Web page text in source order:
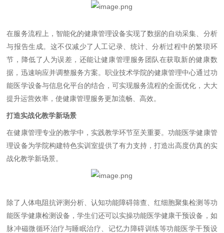
在服务流程上，智能化的健康管理设备实现了数据的自动采集、分析
与报告生成。这不仅减少了人工记录、统计、分析过程中的繁琐环
节，降低了人为误差，还能让健康管理服务团队在获取新的健康数
据，迅速响应并调整服务方案。职业技术学院的健康管理中心通过功
能医学设备与信息化平台的结合，可实现服务流程的全面优化，大大
提升运营效率，使健康管理服务更加流畅、高效。
打造实战化教学新场景
在健康管理专业的教学中，实践教学环节至关重要。功能医学健康管
理设备为学院构建特色实训室提供了有力支持，打造出高度仿真的实
战化教学新场景。
除了人体电阻抗评测分析、认知功能障碍筛查、红细胞聚集检测等功
能医学健康检测设备，学生们还可以实操功能医学健康干预设备，如
脉冲磁微循环治疗与睡眠治疗、记忆力障碍训练等功能医学干预设